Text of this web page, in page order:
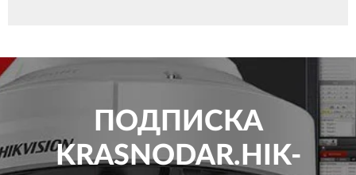
ПОДПИСКА
KRASNODAR.HIK-